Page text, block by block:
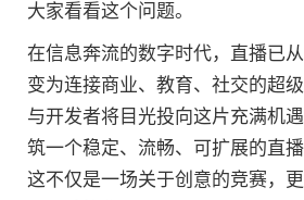
大家看看这个问题。
在信息奔流的数字时代，直播已
变为连接商业、教育、社交的超
与开发者将目光投向这片充满机
筑一个稳定、流畅、可扩展的直播
这不仅是一场关于创意的竞赛，